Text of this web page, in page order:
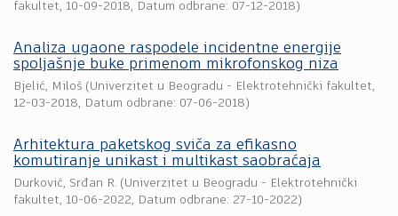
fakultet, 10-09-2018, Datum odbrane: 07-12-2018)
Analiza ugaone raspodele incidentne energije
spoljašnje buke primenom mikrofonskog niza
Bjelić, Miloš (Univerzitet u Beogradu - Elektrotehnički fakultet,
12-03-2018, Datum odbrane: 07-06-2018)
Arhitektura paketskog sviča za efikasno
komutiranje unikast i multikast saobraćaja
Durković, Srđan R. (Univerzitet u Beogradu - Elektrotehnički
fakultet, 10-06-2022, Datum odbrane: 27-10-2022)